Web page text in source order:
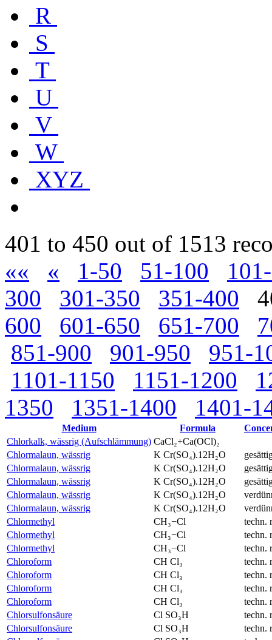
R
S
T
U
V
W
XYZ
401 to 450 out of 1513
««
« 1-50 51-100
300
301-350 351-400
600
601-650 651-700
851-900
901-950
951-
1101-1150
1151-1200
1350
1351-1400 1401-
Medium Formula
Chlorkalk, wässrig (Aufschlämmung) CaCl₂+Ca(OCl)₂
Chlormalaun, wässrig
K Cr(SO₄).12H₂O
Chlormalaun, wässrig
K Cr(SO₄).12H₂O
Chlormalaun, wässrig
K Cr(SO₄).12H₂O
Chlormalaun, wässrig
K Cr(SO₄).12H₂O
Chlormalaun, wässrig
K Cr(SO₄).12H₂O
Chlormethyl
CH₃−Cl
techn.
Chlormethyl
CH₃−Cl
techn.
Chlormethyl
CH₃−Cl
techn.
Chloroform
CH Cl₃
techn.
Chloroform
CH Cl₃
techn.
Chloroform
CH Cl₃
techn.
Chloroform
CH Cl₃
techn.
Chlorsulfonsäure
Cl SO₃H
techn.
Chlorsulfonsäure
Cl SO₃H
techn.